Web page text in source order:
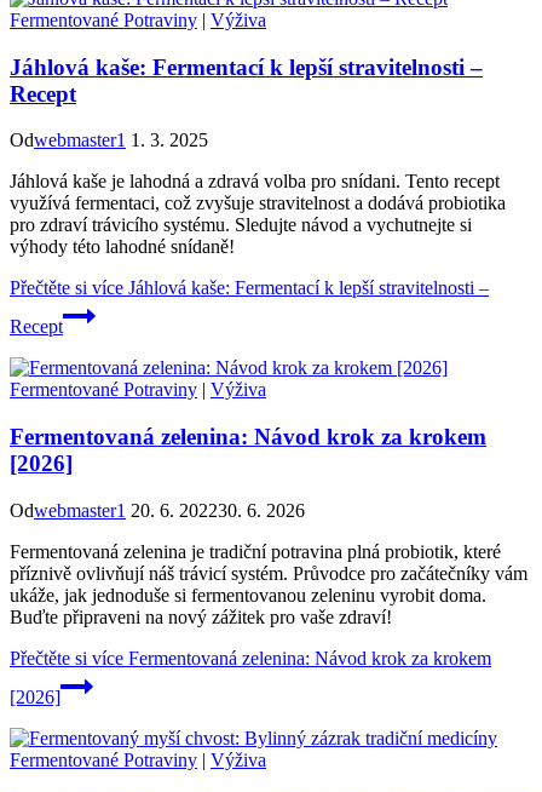
Fermentované Potraviny | Výživa
Jáhlová kaše: Fermentací k lepší stravitelnosti –
Recept
Odwebmaster1 1. 3. 2025
Jáhlová kaše je lahodná a zdravá volba pro snídani. Tento recept
využívá fermentaci, což zvyšuje stravitelnost a dodává probiotika
pro zdraví trávicího systému. Sledujte návod a vychutnejte si
výhody této lahodné snídaně!
Přečtěte si více Jáhlová kaše: Fermentací k lepší stravitelnosti –
Recept
Fermentované Potraviny | Výživa
Fermentovaná zelenina: Návod krok za krokem
[2026]
Odwebmaster1 20. 6. 202230. 6. 2026
Fermentovaná zelenina je tradiční potravina plná probiotik, které
příznivě ovlivňují náš trávicí systém. Průvodce pro začátečníky vám
ukáže, jak jednoduše si fermentovanou zeleninu vyrobit doma.
Buďte připraveni na nový zážitek pro vaše zdraví!
Přečtěte si více Fermentovaná zelenina: Návod krok za krokem
[2026]
Fermentované Potraviny | Výživa